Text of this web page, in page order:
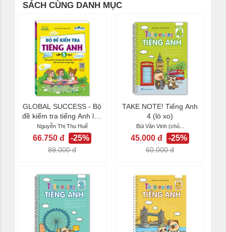
SÁCH CÙNG DANH MỤC
GLOBAL SUCCESS - Bộ
đề kiểm tra tiếng Anh lớp
5 tập 2 - Có...
Nguyễn Thị Thu Huế
66.750 đ -25%
89.000 đ
TAKE NOTE! Tiếng Anh
4 (lò xo)
Bùi Văn Vinh (chủ...
45.000 đ -25%
60.000 đ